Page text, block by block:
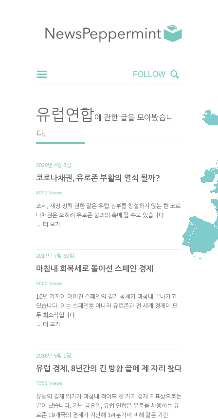
유럽연합에 관한 글을 모아봤습니
다.
2020년 4월 3일.
코로나채권, 유로존 부활의 열쇠 될까?
4951 Views
조세, 재정 정책 권한 맡은 유럽 정부를 창설하지 않는 한 코로
나채권은 오히려 유로존 붕괴의 촉매 될 수도 있습니다.
→ 더 보기
2017년 7월 30일.
마침내 회복세로 돌아선 스페인 경제
9665 Views
10년 가까이 이어진 스페인의 경기 침체가 마침내 끝나가고
있습니다. 이는 스페인뿐 아니라 유로존과 전 세계 경제에 모
두 희소식입니다.
→ 더 보기
2016년 5월 1일.
유럽 경제, 8년간의 긴 방황 끝에 제 자리 찾다
7553 Views
유럽의 경제 위기가 마침내 적어도 한 가지 경제 지표상으로는
끝이 났습니다. 지난 금요일, 유럽 연합은 유로를 사용하는 유
로존 19개국의 경제가 지난해 1/4분기에 비해 같은 기간